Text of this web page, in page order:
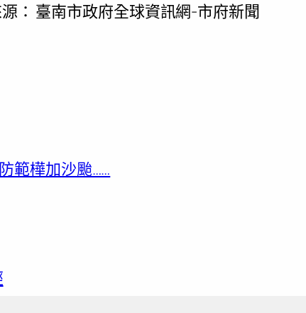
： 臺南市政府全球資訊網-市府新聞
範樺加沙颱……